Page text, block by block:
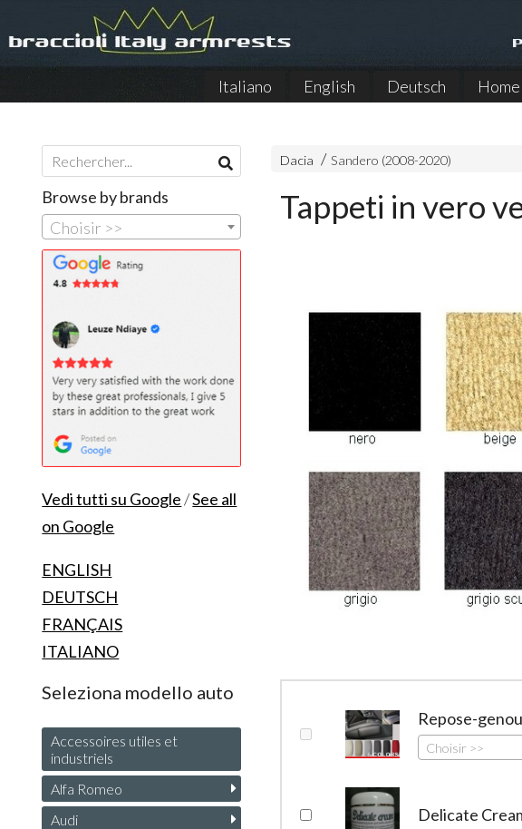
Italiano English Deutsch
Dacia Sandero (2008-2020)
Tappeti in vero
Repose-
Choisir >>
Delicate
Browse by brands
Choisir >>
Vedi tutti su Google/See all
on Google
ENGLISH
DEUTSCH
FRANÇAIS
ITALIANO
Seleziona modello auto
Accessoires utiles et
industriels
Alfa Romeo
Audi